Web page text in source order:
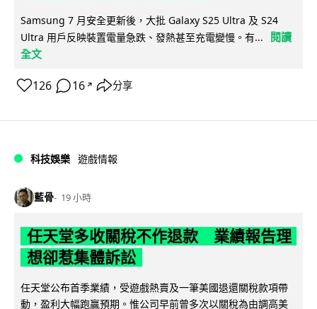
Samsung 7 月安全更新後，大批 Galaxy S25 Ultra 及 S24
Ultra 用戶反映裝置電量急跌、發熱甚至充電變慢。有...
閱讀
全文
126 16 ↗ 分享
科技娛樂 遊戲情報
藍骨 19 小時
任天堂多收關稅不作退款 業績報告理
想卻惹集體訴訟
任天堂公布首季業績，受遊戲熱賣及一筆美國退還關稅款項帶
動，盈利大幅跑贏預期。惟公司早前曾多次以關稅為由調高美